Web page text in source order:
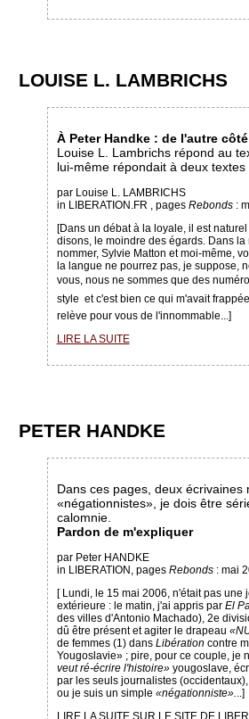
LOUISE L. LAMBRICHS
À Peter Handke : de l'autre
Louise L. Lambrichs répond au
lui-même répondait à deux
par Louise L. LAMBRICHS
in LIBERATION.FR , pages Rebonds:
[Dans un débat à la loyale, il est
disons, le moindre des égards. Dans
nommer, Sylvie Matton et moi-même,
la langue ne pourrez pas, je suppose,
vous, nous ne sommes que des
style  et c'est bien ce qui m'avait
relève pour vous de l'innommable...]
LIRE LA SUITE
PETER HANDKE
Dans ces pages, deux
«négationnistes», je dois être
calomnie.
Pardon de m'expliquer
par Peter HANDKE
in LIBERATION, pages Rebonds: mai
[ Lundi, le 15 mai 2006, n'était pas
extérieure : le matin, j'ai appris par El
des villes d'Antonio Machado), 2e
dû être présent et agiter le drapeau
de femmes (1) dans Libération contre
Yougoslavie» ; pire, pour ce couple, je
veut ré-écrire l'histoire» yougoslave,
par les seuls journalistes
ou je suis un simple «négationniste»...]
LIRE LA SUITE SUR LE SITE DE